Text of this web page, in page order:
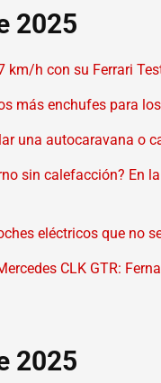
2025
km/h con su Ferrari
más enchufes para
una autocaravana o
sin calefacción? En
eléctricos que no
CLK GTR:
2025